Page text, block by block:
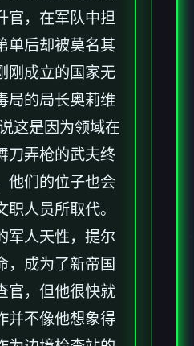
官，在军队中担
单后却被莫名其
刚成立的国家无
局的局长奥莉维
这是因为领域在
刀弄枪的武夫终
他们的位子也会
人员所取代。
军人天性，提尔
，成为了新帝国
官，但他很快就
并不像他想象得